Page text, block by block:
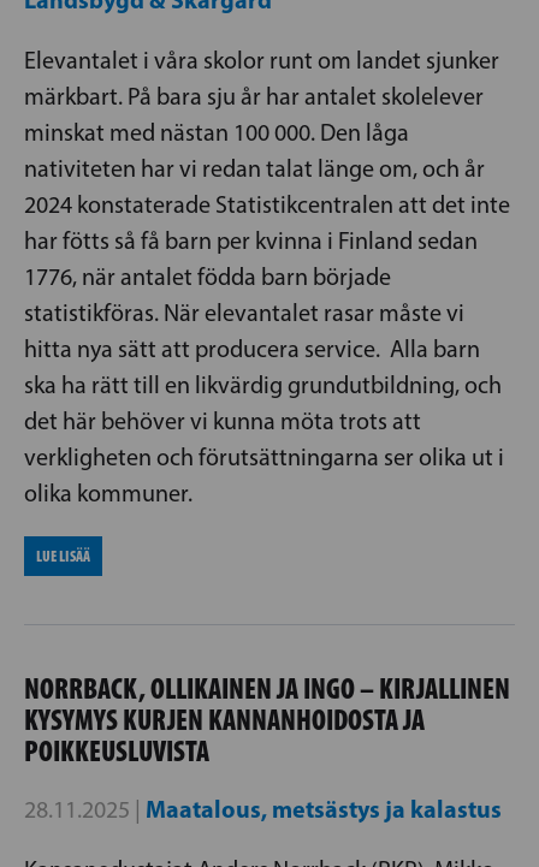
Elevantalet i våra skolor runt om landet sjunker
märkbart. På bara sju år har antalet skolelever
minskat med nästan 100 000. Den låga
nativiteten har vi redan talat länge om, och år
2024 konstaterade Statistikcentralen att det inte
har fötts så få barn per kvinna i Finland sedan
1776, när antalet födda barn började
statistikföras. När elevantalet rasar måste vi
hitta nya sätt att producera service. Alla barn
ska ha rätt till en likvärdig grundutbildning, och
det här behöver vi kunna möta trots att
verkligheten och förutsättningarna ser olika ut i
olika kommuner.
LUE LISÄÄ
NORRBACK, OLLIKAINEN JA INGO – KIRJALLINEN
KYSYMYS KURJEN KANNANHOIDOSTA JA
POIKKEUSLUVISTA
28.11.2025 | Maatalous, metsästys ja kalastus